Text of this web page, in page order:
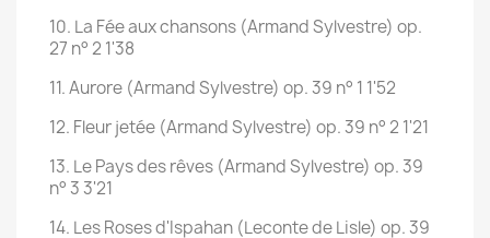
10. La Fée aux chansons (Armand Sylvestre) op.
27 n° 2 1'38
11. Aurore (Armand Sylvestre) op. 39 n° 1 1'52
12. Fleur jetée (Armand Sylvestre) op. 39 n° 2 1'21
13. Le Pays des rêves (Armand Sylvestre) op. 39
n° 3 3'21
14. Les Roses d'Ispahan (Leconte de Lisle) op. 39